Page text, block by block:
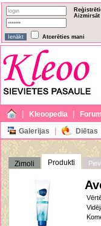
Atcerēties mani
| Kleoopedia |
Galerijas | Diētas
Zimoli Produkti